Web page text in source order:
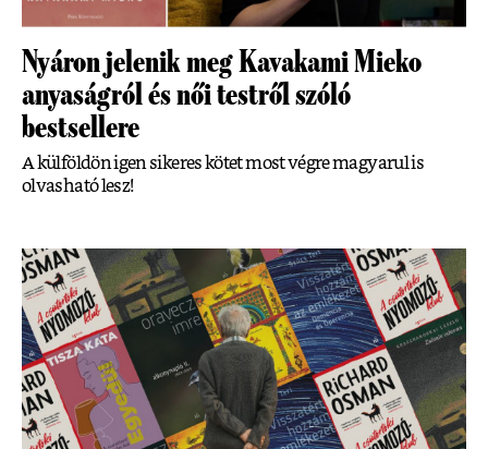
Nyáron jelenik meg Kavakami Mieko
anyaságról és női testről szóló
bestsellere
A külföldön igen sikeres kötet most végre magyarul is
olvasható lesz!